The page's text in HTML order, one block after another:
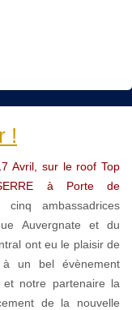
!
Avril, sur le roof Top
à Porte de
, cinq ambassadrices
Auvergnate et du
ont eu le plaisir de
à un bel évènement
notre partenaire la
de la nouvelle